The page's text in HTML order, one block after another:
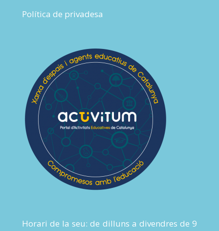
Política de privadesa
Horari de la seu: de dilluns a divendres de 9